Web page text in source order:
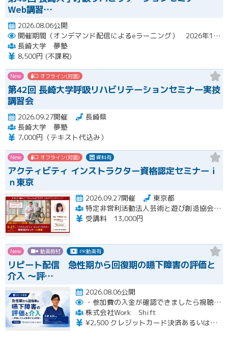
Web講習…
2026.08.06公開
開催期間（オンデマンド配信によるeラーニング） 2026年10月2日（金）～10月29日（木）
長崎大学 夢塾
8,500円 (不課税)
New オフライン(対面)
第42回 長崎大学呼吸リハビリテーションセミナー実技
講習会
2026.09.27開催
長崎県
長崎大学 夢塾
7,000円（テキスト代込み）
New オフライン(対面) 資料有
アクティビティ インストラクター資格認定セミナーｉ
ｎ東京
2026.09.27開催
東京都
特定非営利活動法人芸術と遊び創造協会 高齢者アクティビティ開発センター
受講料 13,000円
New 動画教材 PR動画有
リピート配信 急性期から回復期の嚥下障害の評価と
介入 〜評…
2026.08.06公開
・参加費の入金が確認できましたら視聴用URLとパスワードおよび資料をお申込みいただきましたメールアドレスに送付します。
株式会社Work Shift
¥2,500 クレジットカード決済あるいは銀行振込となります。